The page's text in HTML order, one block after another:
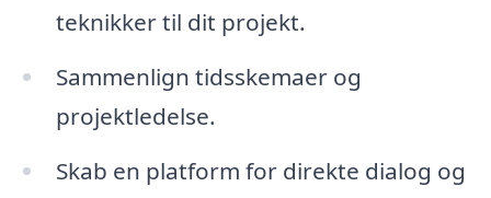
teknikker til dit projekt.
Sammenlign tidsskemaer og
projektledelse.
Skab en platform for direkte dialog og